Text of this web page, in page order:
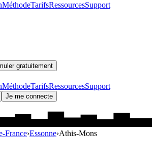
MéthodeTarifsRessourcesSupport
gratuitement
MéthodeTarifsRessourcesSupport
Je me connecte
France›Essonne›Athis-Mons